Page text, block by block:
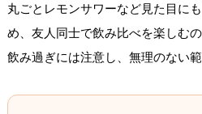
丸ごとレモンサワーなど見た目に
め、友人同士で飲み比べを楽しむ
飲み過ぎには注意し、無理のない